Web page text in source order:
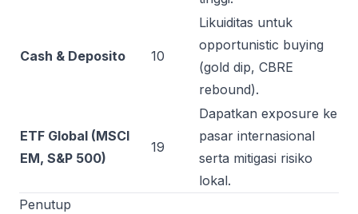
Cash & Deposito 10
Likuiditas untuk
opportunistic buying
(gold dip, CBRE
rebound).
ETF Global (MSCI
EM, S&P 500)
19
Dapatkan exposure ke
pasar internasional
serta mitigasi risiko
lokal.
Penutup